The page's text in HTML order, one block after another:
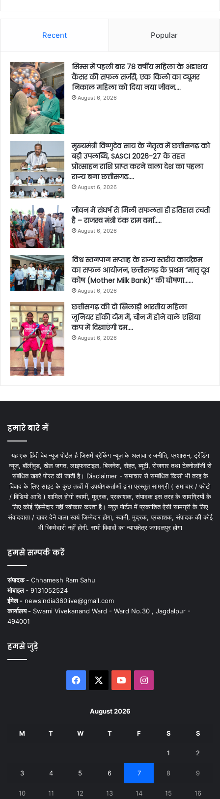
Recent Popular
सिम्स में पहली बार 78 वर्षीय महिला के अंडाशय
कैंसर की सफल सर्जरी, एक किलो का ट्यूमर
निकाल महिला को दिया नया जीवन….
August 6, 2026
मुख्यमंत्री विष्णुदेव साय के नेतृत्व में छत्तीसगढ़ को
बड़ी उपलब्धि, SASCI 2026-27 के तहत
प्रोत्साहन राशि प्राप्त करने वाला देश का पहला
राज्य बना छत्तीसगढ़….
August 6, 2026
जीवन में संघर्ष से मिली सफलता ही इतिहास रचती
है – राजस्व मंत्री टंक राम वर्मा…..
August 6, 2026
विश्व स्तनपान सप्ताह के राज्य स्तरीय कार्यक्रम
का सफल आयोजन, छत्तीसगढ़ के प्रथम “मातृ दूध
कोष (Mother Milk Bank)” की घोषणा……
August 6, 2026
छत्तीसगढ़ की दो खिलाड़ी भारतीय महिला
जूनियर हॉकी टीम में, चीन में होने वाले एशिया
कप में दिखाएंगी दम….
August 6, 2026
हमारे बारे में
यह एक हिंदी वेब न्यूज़ पोर्टल है जिसमें ब्रेकिंग न्यूज़ के अलावा राजनीति, प्रशासन, ट्रेंडिंग
न्यूज, बॉलीवुड, खेल जगत, लाइफस्टाइल, बिजनेस, सेहत, ब्यूटी, रोजगार तथा टेक्नोलॉजी से
संबंधित खबरें पोस्ट की जाती है। Disclaimer - समाचार से सम्बंधित किसी भी तरह के
विवाद के लिए साइट के कुछ तत्वों में उपयोगकर्ताओं द्वारा प्रस्तुत सामग्री ( समाचार / फोटो
/ विडियो आदि ) शामिल होगी स्वामी, मुद्रक, प्रकाशक, संपादक इस तरह के सामग्रियों के
लिए कोई ज़िम्मेदार नहीं स्वीकार करता है। न्यूज़ पोर्टल में प्रकाशित ऐसी सामग्री के लिए
संवाददाता / खबर देने वाला स्वयं जिम्मेदार होगा, स्वामी, मुद्रक, प्रकाशक, संपादक की कोई
भी जिम्मेदारी नहीं होगी. सभी विवादों का न्यायक्षेत्र जगदलपुर होगा
हमसे सम्पर्क करें
संपादक - Chhamesh Ram Sahu
मोबाइल - 9131052524
ईमेल - newsindia360live@gmail.com
कार्यालय - Swami Vivekanand Ward - Ward No.30 , Jagdalpur -
494001
हमसे जुड़े
Facebook YouTubeInstagram
August 2026
M T W T F S S
1 2
3 4 5 6 7 8 9
10 11 12 13 14 15 16